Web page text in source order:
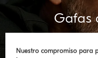
Gafas
con un
Nuestro compromiso para